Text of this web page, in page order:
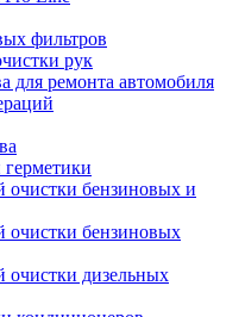
фильтров
рук
для ремонта автомобиля
очистки бензиновых и
очистки бензиновых
очистки дизельных